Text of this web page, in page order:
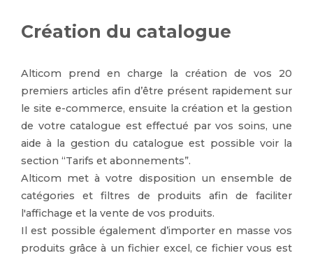
Création du catalogue
Alticom prend en charge la création de vos 20
premiers articles afin d’être présent rapidement sur
le site e-commerce, ensuite la création et la gestion
de votre catalogue est effectué par vos soins, une
aide à la gestion du catalogue est possible voir la
section “Tarifs et abonnements”.
Alticom met à votre disposition un ensemble de
catégories et filtres de produits afin de faciliter
l'affichage et la vente de vos produits.
Il est possible également d’importer en masse vos
produits grâce à un fichier excel, ce fichier vous est